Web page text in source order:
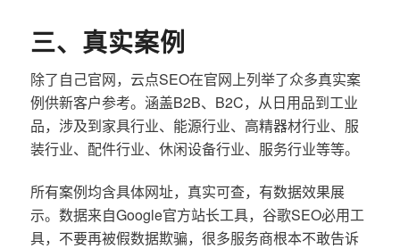
三、真实案例
除了自己官网，云点SEO在官网上列举了众多真实案
例供新客户参考。涵盖B2B、B2C，从日用品到工业
品，涉及到家具行业、能源行业、高精器材行业、服
装行业、配件行业、休闲设备行业、服务行业等等。
所有案例均含具体网址，真实可查，有数据效果展
示。数据来自Google官方站长工具，谷歌SEO必用工
具，不要再被假数据欺骗，很多服务商根本不敢告诉